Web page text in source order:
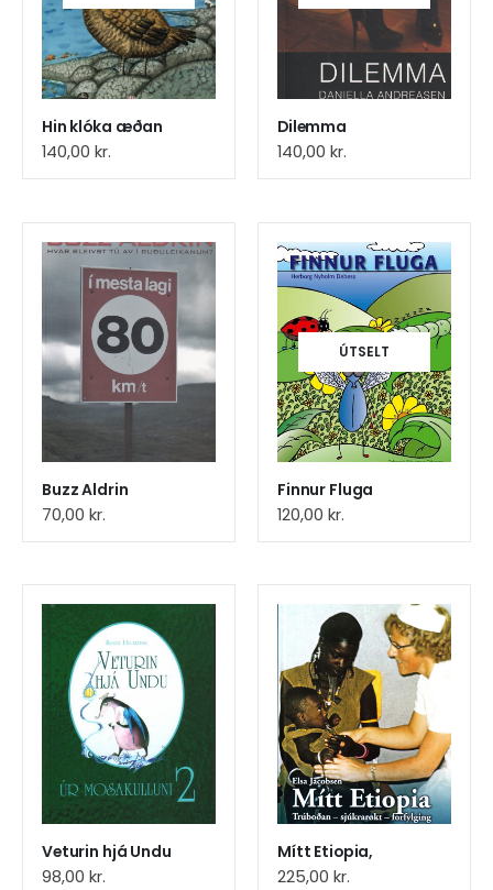
Hin klóka æðan
140,00 kr.
Dilemma
140,00 kr.
Buzz Aldrin
70,00 kr.
ÚTSELT
Finnur Fluga
120,00 kr.
Veturin hjá Undu
98,00 kr.
Mítt Etiopia,
225,00 kr.